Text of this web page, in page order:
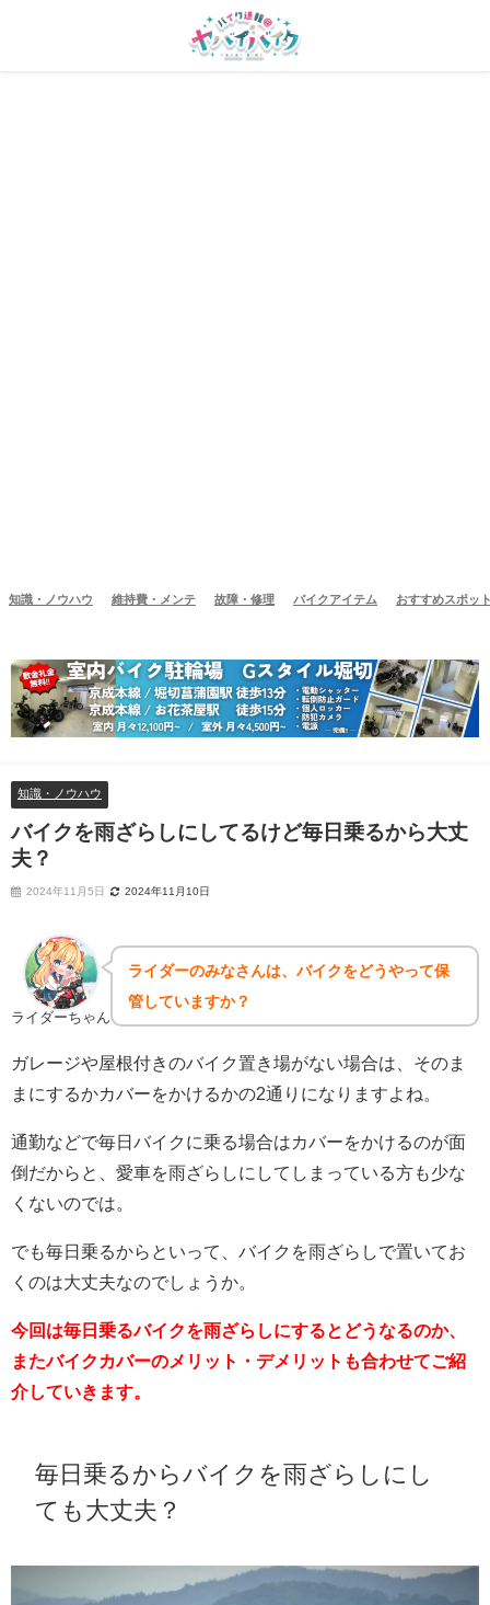
知識・ノウハウ 維持費・メンテ 故障・修理 バイクアイテム おすすめスポッ
知識・ノウハウ
バイクを雨ざらしにしてるけど毎日乗るから大丈
夫？
2024年11月5日 2024年11月10日
ライダーちゃん
ライダーのみなさんは、バイクをどうやって保
管していますか？
ガレージや屋根付きのバイク置き場がない場合は、そのま
まにするかカバーをかけるかの2通りになりますよね。
通勤などで毎日バイクに乗る場合はカバーをかけるのが面
倒だからと、愛車を雨ざらしにしてしまっている方も少な
くないのでは。
でも毎日乗るからといって、バイクを雨ざらしで置いてお
くのは大丈夫なのでしょうか。
今回は毎日乗るバイクを雨ざらしにするとどうなるのか、
またバイクカバーのメリット・デメリットも合わせてご紹
介していきます。
毎日乗るからバイクを雨ざらしにし
ても大丈夫？